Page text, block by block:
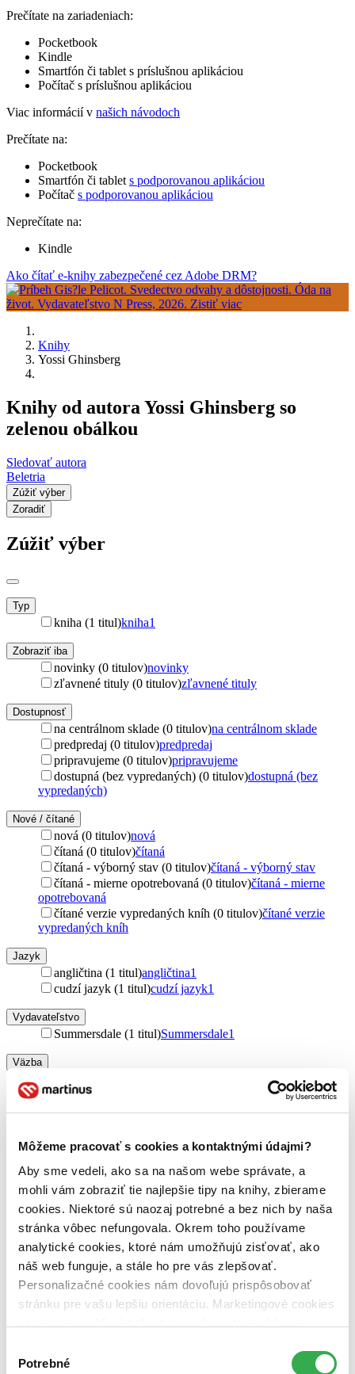
Môžeme pracovať s cookies a kontaktnými údajmi?
Aby sme vedeli, ako sa na našom webe správate, a
mohli vám zobraziť tie najlepšie tipy na knihy, zbierame
cookies. Niektoré sú naozaj potrebné a bez nich by naša
stránka vôbec nefungovala. Okrem toho používame
analytické cookies, ktoré nám umožňujú zisťovať, ako
náš web funguje, a stále ho pre vás zlepšovať.
Personalizačné cookies nám dovoľujú prispôsobovať
stránku pre vašu lepšiu orientáciu. Marketingové cookies
nám pomohlo, keby sme mohli používať všetky tieto
súhlasu
Potrebné
Prečítate na zariadeniach:
Pocketbook
Kindle
Smartfón či tablet s príslušnou aplikáciou
Počítač s príslušnou aplikáciou
Viac informácií v našich návodoch
Prečítate na:
Pocketbook
Smartfón či tablet s podporovanou aplikáciou
Počítač s podporovanou aplikáciou
Neprečítate na:
Kindle
Ako čítať e-knihy zabezpečené cez Adobe DRM?
Knihy
Yossi Ghinsberg
Knihy od autora Yossi Ghinsberg so
zelenou obálkou
Sledovať autora
Beletria
Zúžiť výber
Zoradiť
Zúžiť výber
Typ
kniha (1 titul)kniha1
Zobraziť iba
novinky (0 titulov)novinky
zľavnené tituly (0 titulov)zľavnené tituly
Dostupnosť
na centrálnom sklade (0 titulov)na centrálnom sklade
predpredaj (0 titulov)predpredaj
pripravujeme (0 titulov)pripravujeme
dostupná (bez vypredaných) (0 titulov)dostupná (bez
vypredaných)
Nové / čítané
nová (0 titulov)nová
čítaná (0 titulov)čítaná
čítaná - výborný stav (0 titulov)čítaná - výborný stav
čítaná - mierne opotrebovaná (0 titulov)čítaná - mierne
opotrebovaná
čítané verzie vypredaných kníh (0 titulov)čítané verzie
vypredaných kníh
Jazyk
angličtina (1 titul)angličtina1
cudzí jazyk (1 titul)cudzí jazyk1
Vydavateľstvo
Summersdale (1 titul)Summersdale1
Väzba
Zoradiť
Bestsellery
Top hodnotené
Novinky
Najdrahšie
Najlacnejšie
Najvyššia zľava
Použité filtre
So zelenou obálkou